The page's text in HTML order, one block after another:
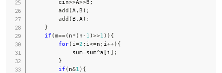
        cin
>>A>>B ;
add (A , B ) ;
add (B , A ) ;
}
if (m==( n* ( n - 1 )>>1 ) ) {
for( i =2 ; i <=n ; i ++) {
            sum
=sum^a [ i ] ;
}
if ( n&1 ) {